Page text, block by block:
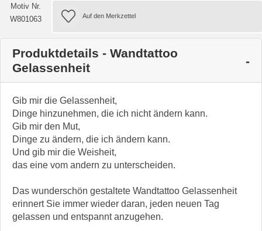
Motiv Nr.
W801063
Produktdetails - Wandtattoo
Gelassenheit
Gib mir die Gelassenheit,
Dinge hinzunehmen, die ich nicht ändern kann.
Gib mir den Mut,
Dinge zu ändern, die ich ändern kann.
Und gib mir die Weisheit,
das eine vom andern zu unterscheiden.
Das wunderschön gestaltete Wandtattoo Gelassenheit
erinnert Sie immer wieder daran, jeden neuen Tag
gelassen und entspannt anzugehen.